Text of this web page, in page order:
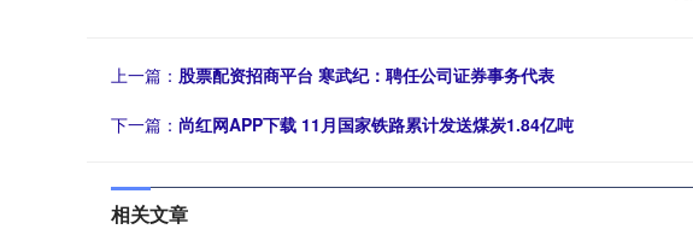
上一篇： 股票配资招商平台 寒武纪：聘任公司证券事务代表
下一篇： 尚红网APP下载 11月国家铁路累计发送煤炭1.84亿吨
相关文章